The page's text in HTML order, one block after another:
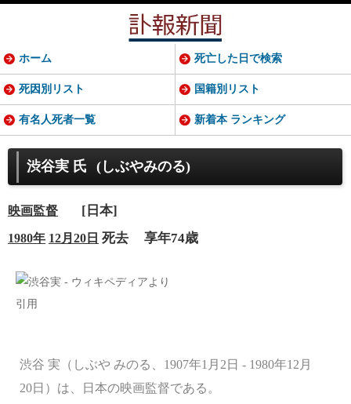
渋谷実 氏 (しぶやみのる)
映画監督 [日本]
1980年 12月20日 死去 享年74歳
渋谷 実（しぶや みのる、1907年1月2日 - 1980年12月
20日）は、日本の映画監督である。
ホーム 死亡した日で検索
死因別リスト 国籍別リスト
有名人死者一覧 新着本 ランキング